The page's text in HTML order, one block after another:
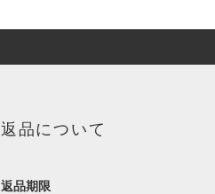
返品について
返品期限